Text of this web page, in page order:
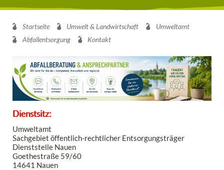
Startseite Umwelt & Landwirtschaft
Umweltamt
Abfallentsorgung
Kontakt
Dienstsitz:
Umweltamt
Sachgebiet öffentlich-rechtlicher Entsorgungsträger
Dienststelle Nauen
Goethestraße 59/60
14641 Nauen